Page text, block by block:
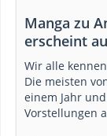
Manga zu
erscheint
Wir alle
Die meisten
einem Jahr
Vorstellungen